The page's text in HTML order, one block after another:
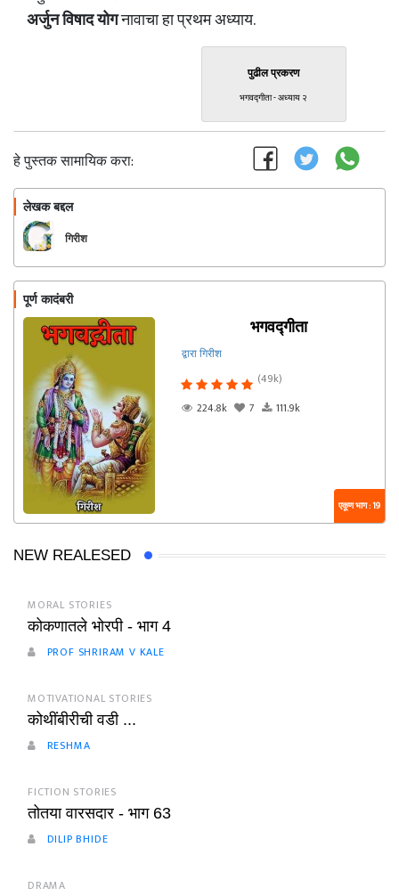
अर्जुन विषाद योगनावाचा हा प्रथम अध्याय.
पुढील प्रकरण
भगवद्गीता - अध्याय २
हे पुस्तक सामायिक करा:
लेखक बद्दल
गिरीश
पूर्ण कादंबरी
भगवद्गीता
द्वारा गिरीश
(49k)
224.8k
7 111.9k
एकूण भाग : 19
NEW REALESED
MORAL STORIES
कोकणातले भोरपी - भाग 4
PROF SHRIRAM V KALE
MOTIVATIONAL STORIES
कोथींबीरीची वडी ...
RESHMA
FICTION STORIES
तोतया वारसदार - भाग 63
DILIP BHIDE
DRAMA